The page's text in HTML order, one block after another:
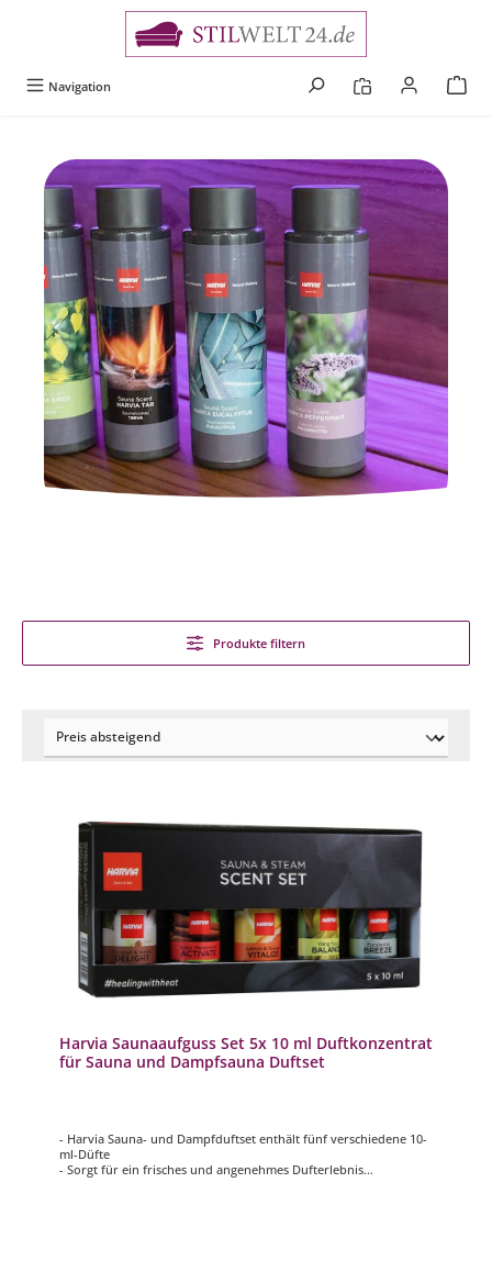
Navigation
Produkte filtern
Harvia Saunaaufguss Set 5x 10 ml Duftkonzentrat
für Sauna und Dampfsauna Duftset
- Harvia Sauna- und Dampfduftset enthält fünf verschiedene 10-
ml-Düfte
- Sorgt für ein frisches und angenehmes Dufterlebnis